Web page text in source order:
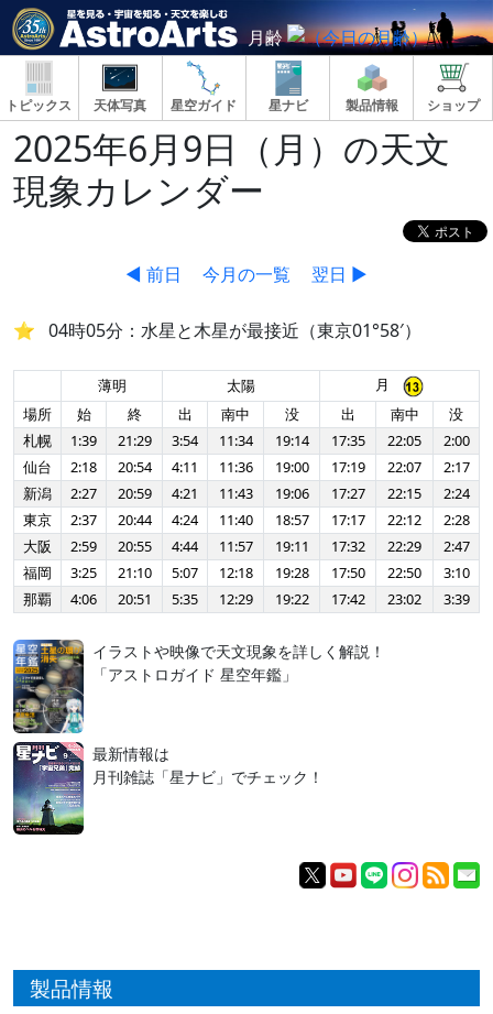
月齢
トピックス 天体写真 星空ガイド 星ナビ 製品情報 ショップ
2025年6月9日（月）の天文
現象カレンダー
◀ 前日 今月の一覧 翌日 ▶
04時05分：水星と木星が最接近（東京01°58′）
薄明 太陽
月
場所
始 終 出 南中 没 出 南中
没
札幌
1:39 21:29 3:54 11:34 19:14 17:35 22:05
2:00
仙台
2:18 20:54 4:11 11:36 19:00 17:19 22:07
2:17
新潟
2:27 20:59 4:21 11:43 19:06 17:27 22:15
2:24
東京
2:37 20:44 4:24 11:40 18:57 17:17 22:12
2:28
大阪
2:59 20:55 4:44 11:57 19:11 17:32 22:29
2:47
福岡
3:25 21:10 5:07 12:18 19:28 17:50 22:50
3:10
那覇
4:06 20:51 5:35 12:29 19:22 17:42 23:02 3:39
イラストや映像で天文現象を詳しく解説！
「アストロガイド 星空年鑑」
最新情報は
月刊雑誌「星ナビ」でチェック！
製品情報